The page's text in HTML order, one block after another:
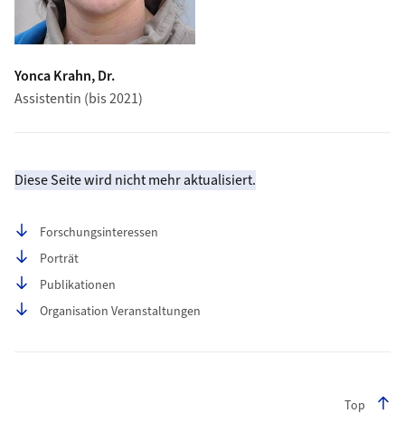
Yonca Krahn, Dr.
Assistentin (bis 2021)
Diese Seite wird nicht mehr aktualisiert.
Seiteninhalt
Forschungsinteressen
Porträt
Publikationen
Organisation Veranstaltungen
Top